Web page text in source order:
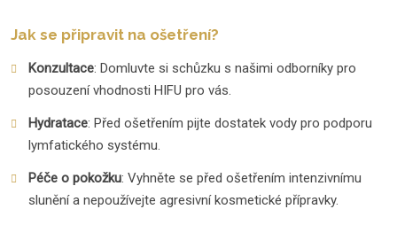
Jak se připravit na ošetření?
Konzultace: Domluvte si schůzku s našimi odborníky pro
posouzení vhodnosti HIFU pro vás.
Hydratace: Před ošetřením pijte dostatek vody pro podporu
lymfatického systému.
Péče o pokožku: Vyhněte se před ošetřením intenzivnímu
slunění a nepoužívejte agresivní kosmetické přípravky.